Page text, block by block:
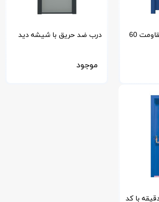
درب ضد حریق با مقاومت 60 درب ضد حریق با شیشه دید
موجود
ضد حریق 90 دقیقه با کد